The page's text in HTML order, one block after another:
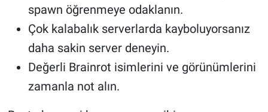
spawn öğrenmeye odaklanın.
Çok kalabalık serverlarda kayboluyorsanız
daha sakin server deneyin.
Değerli Brainrot isimlerini ve görünümlerini
zamanla not alın.